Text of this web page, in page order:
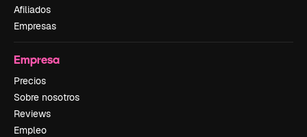
Afiliados
Empresas
Empresa
Precios
Sobre nosotros
Reviews
Empleo